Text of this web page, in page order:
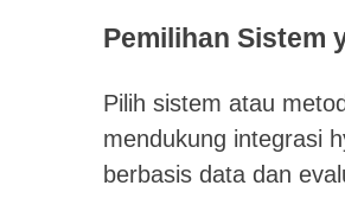
Pemilihan Sistem
Pilih sistem atau
mendukung integrasi
berbasis data dan